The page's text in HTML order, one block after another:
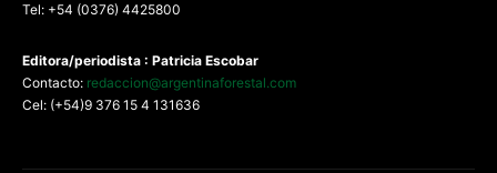
Tel: +54 (0376) 4425800
Editora/periodista : Patricia Escobar
Contacto: redaccion@argentinaforestal.com
Cel: (+54)9 376 15 4 131636